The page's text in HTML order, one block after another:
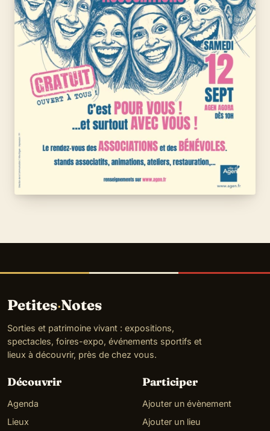
Petites·Notes
Sorties et patrimoine vivant : expositions,
spectacles, foires-expo, événements sportifs et
lieux à découvrir, près de chez vous.
Découvrir
Agenda
Lieux
Participer
Ajouter un évènement
Ajouter un lieu